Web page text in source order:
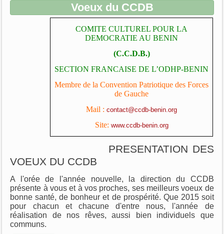
Voeux du CCDB
COMITE CULTUREL POUR LA
DEMOCRATIE AU BENIN
(C.C.D.B.)
SECTION FRANCAISE DE L’ODHP-BENIN
Membre de la Convention Patriotique des Forces
de Gauche
Mail :contact@ccdb-benin.org
Site: www.ccdb-benin.org
PRESENTATION DES
VOEUX DU CCDB
A l'orée de l'année nouvelle, la direction du CCDB
présente à vous et à vos proches, ses meilleurs voeux de
bonne santé, de bonheur et de prospérité. Que 2015 soit
pour chacun et chacune d'entre nous, l'année de
réalisation de nos rêves, aussi bien individuels que
communs.